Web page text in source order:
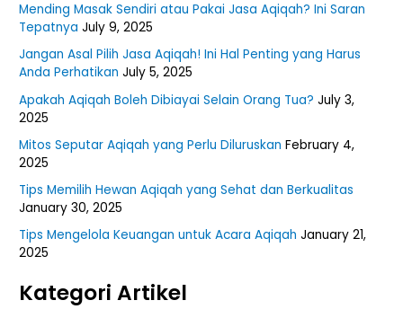
Mending Masak Sendiri atau Pakai Jasa Aqiqah? Ini Saran
Tepatnya July 9, 2025
Jangan Asal Pilih Jasa Aqiqah! Ini Hal Penting yang Harus
Anda Perhatikan July 5, 2025
Apakah Aqiqah Boleh Dibiayai Selain Orang Tua? July 3,
2025
Mitos Seputar Aqiqah yang Perlu Diluruskan February 4,
2025
Tips Memilih Hewan Aqiqah yang Sehat dan Berkualitas
January 30, 2025
Tips Mengelola Keuangan untuk Acara Aqiqah January 21,
2025
Kategori Artikel